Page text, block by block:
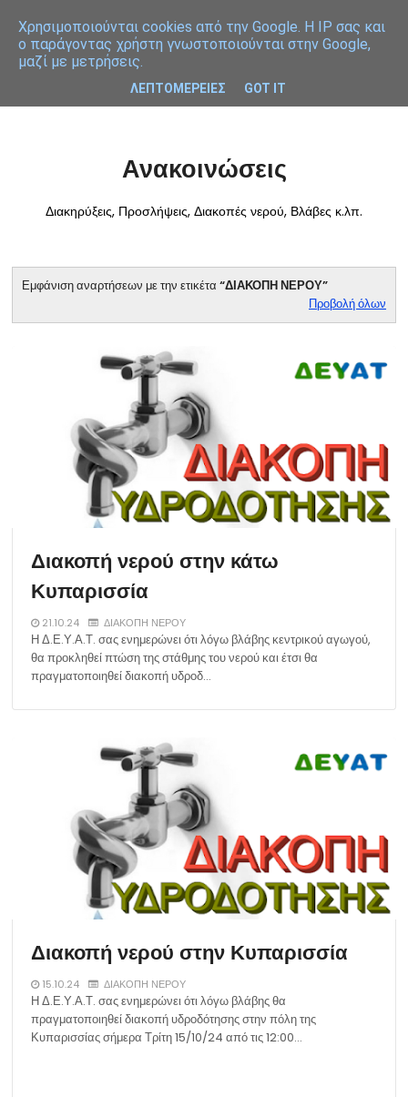
Ανακοινώσεις
Διακηρύξεις, Προσλήψεις, Διακοπές νερού, Βλάβες κ.λπ.
Εμφάνιση αναρτήσεων με την ετικέτα ΔΙΑΚΟΠΗ ΝΕΡΟΥ
Προβολή όλων
Διακοπή νερού στην κάτω
Κυπαρισσία
21.10.24 ΔΙΑΚΟΠΗ ΝΕΡΟΥ
Η Δ.Ε.Υ.Α.Τ. σας ενημερώνει ότι λόγω βλάβης κεντρικού αγωγού,
θα προκληθεί πτώση της στάθμης του νερού και έτσι θα
πραγματοποιηθεί διακοπή υδροδ…
Διακοπή νερού στην Κυπαρισσία
15.10.24 ΔΙΑΚΟΠΗ ΝΕΡΟΥ
Η Δ.Ε.Υ.Α.Τ. σας ενημερώνει ότι λόγω βλάβης θα
πραγματοποιηθεί διακοπή υδροδότησης στην πόλη της
Κυπαρισσίας σήμερα Τρίτη 15/10/24 από τις 12:00…
Χρησιμοποιoύνται cookies από την Google. Η IP σας και
ο παράγοντας χρήστη γνωστοποιούνται στην Google,
μαζί με μετρήσεις.
ΛΕΠΤΟΜΕΡΕΙΕΣ GOT IT